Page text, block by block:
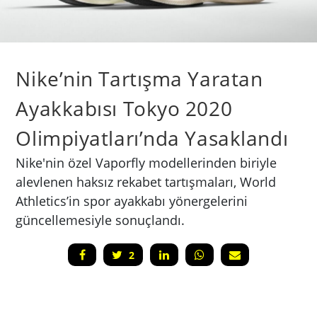
Nike’nin Tartışma Yaratan
Ayakkabısı Tokyo 2020
Olimpiyatları’nda Yasaklandı
Nike'nin özel Vaporfly modellerinden biriyle
alevlenen haksız rekabet tartışmaları, World
Athletics’in spor ayakkabı yönergelerini
güncellemesiyle sonuçlandı.
2